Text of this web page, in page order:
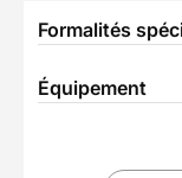
Formalités
Équipement